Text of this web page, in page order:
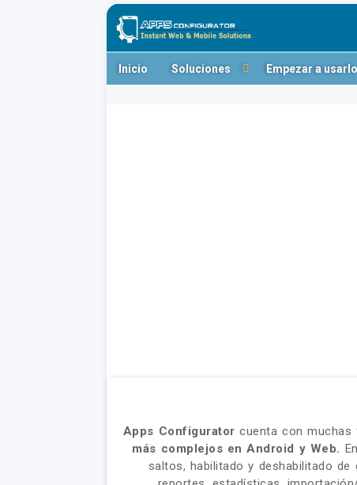
Inicio Soluciones Empezar a usarlo
Apps Configuratorcuenta con muchas
más complejos en Android y Web.
saltos, habilitado y deshabilitado